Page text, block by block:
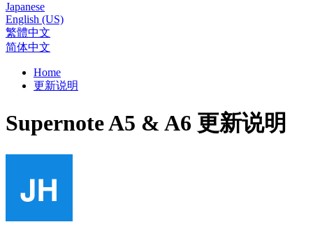
Japanese
English (US)
繁體中文
简体中文
Home
更新说明
Supernote A5 & A6 更新说明